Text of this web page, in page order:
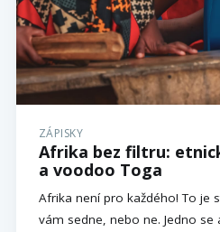
ZÁPISKY
Afrika bez filtru:
a voodoo Toga
Afrika není pro každého! To je
vám sedne, nebo ne. Jedno se